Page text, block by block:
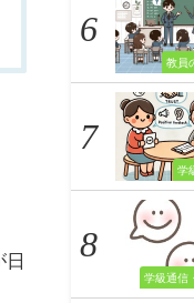
教員
学
学級通信